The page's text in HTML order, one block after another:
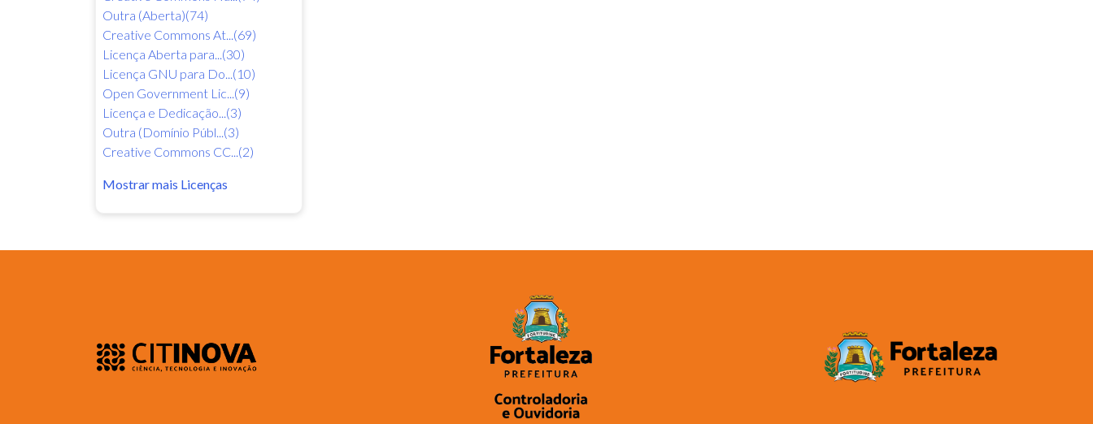
Outra (Aberta)(74)
Creative Commons At...(69)
Licença Aberta para...(30)
Licença GNU para Do...(10)
Open Government Lic...(9)
Licença e Dedicação...(3)
Outra (Domínio Públ...(3)
Creative Commons CC...(2)
Mostrar mais Licenças